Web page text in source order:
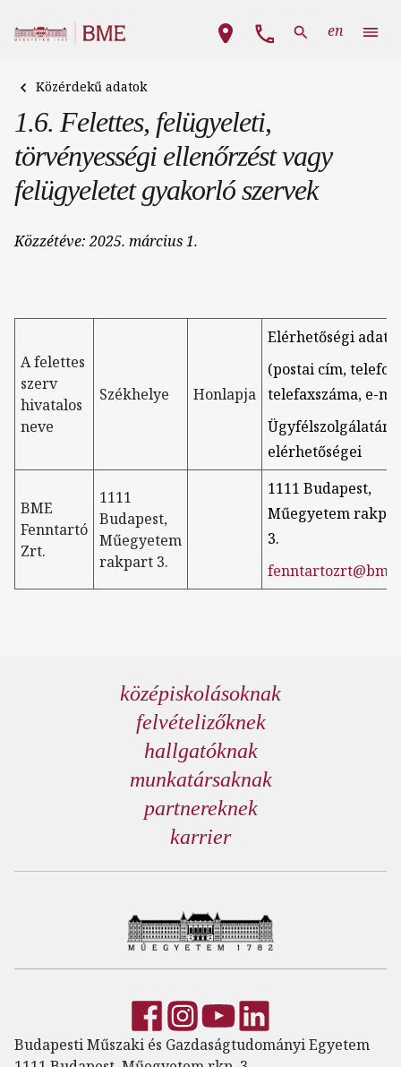
Fő navigáció
en
Közérdekű adatok
1.6. Felettes, felügyeleti,
törvényességi ellenőrzést vagy
felügyeletet gyakorló szervek
Közzétéve: 2025. március 1.
A felettes
szerv
hivatalos
neve
Székhelye Honlapja
Elérhetőségi adatai
(postai cím,
telefaxszáma, e-
elérhetőségei
BME
Fenntartó
Zrt.
1111
Budapest,
Műegyetem
rakpart 3.
1111 Budapest,
Műegyetem
3.
középiskolásoknak
felvételizőknek
hallgatóknak
munkatársaknak
partnereknek
karrier
Budapesti Műszaki és Gazdaságtudományi Egyetem